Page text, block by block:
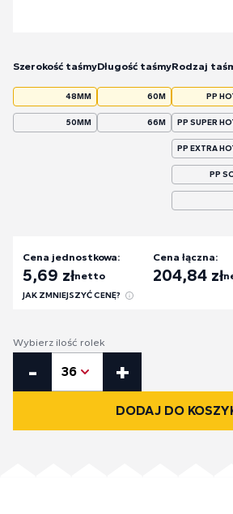
Szerokość taśmy
48MM
50MM
Długość taśmy
60M
66M
Rodzaj
PP
PP SUPER
PP EXTRA
PP
Cena jednostkowa:
5,69 złnetto
JAK ZMNIEJSZYĆ CENĘ?
Cena łączna:
204,84 zł
Wybierz ilość rolek
- 36 +
DODAJ DO